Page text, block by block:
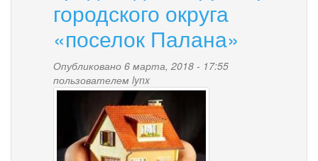
преддверии
и
в
день
проведения
выборов
Президента
Российской
Федерации
городского округа
«поселок Палана»
Опубликовано 6 марта, 2018 - 17:55
пользователем lynx
mkd_0.jpg